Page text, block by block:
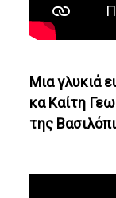
Μια γλυκιά
κα Καίτη
της